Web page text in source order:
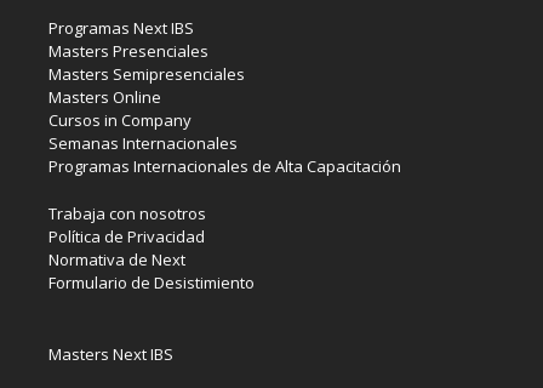
Programas Next IBS
Masters Presenciales
Masters Semipresenciales
Masters Online
Cursos in Company
Semanas Internacionales
Programas Internacionales de Alta Capacitación
Trabaja con nosotros
Política de Privacidad
Normativa de Next
Formulario de Desistimiento
Masters Next IBS